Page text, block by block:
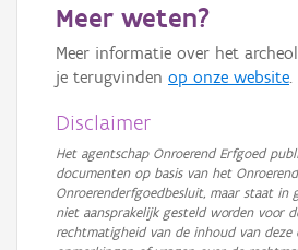
Meer weten?
Meer informatie over het
je terugvinden op onze website.
Disclaimer
Het agentschap Onroerend Erfgoed
documenten op basis van het
Onroerenderfgoedbesluit, maar staat in
niet aansprakelijk gesteld worden voor
rechtmatigheid van de inhoud van deze